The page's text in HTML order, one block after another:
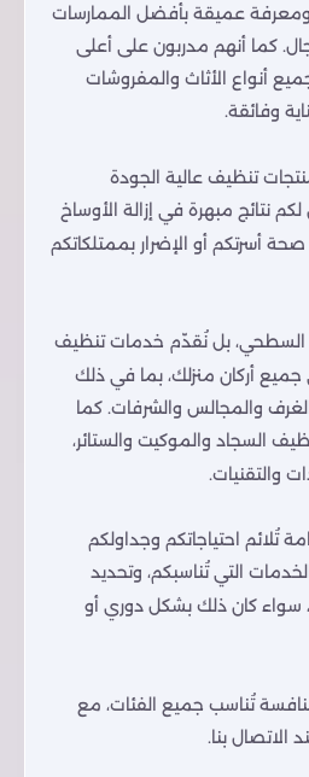
عميقة بأفضل الممارسات
كما أنهم مدربون على أعلى
أنواع الأثاث والمفروشات
وفائقة.
تنظيف عالية الجودة
نتائج مبهرة في إزالة الأوساخ
صحة أسرتكم أو الإضرار بممتلكاتكم
السطحي، بل نُقدّم خدمات تنظيف
أركان منزلك، بما في ذلك
والمجالس والشرفات. كما
السجاد والموكيت والستائر،
والتقنيات.
تُلائم احتياجاتكم وجداولكم
التي تُناسبكم، وتحديد
سواء كان ذلك بشكل دوري أو
تُناسب جميع الفئات، مع
بنا.